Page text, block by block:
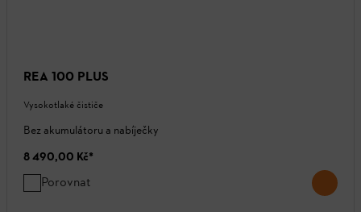
REA 100 PLUS
Vysokotlaké čističe
Bez akumulátoru a nabíječky
8 490,00 Kč*
Porovnat